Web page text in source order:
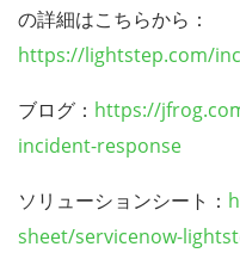
の詳細はこちらから：
https://lightstep.com/
ブログ： https://
incident-response
ソリューションシート：
sheet/servicenow-